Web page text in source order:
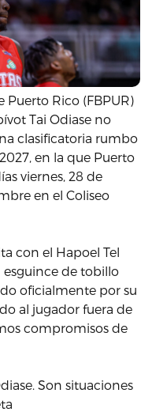
Puerto Rico (FBPUR)
Tai Odiase no
clasificatoria rumbo
en la que Puerto
viernes, 28 de
en el Coliseo
con el Hapoel Tel
esguince de tobillo
oficialmente por su
al jugador fuera de
compromisos de
Son situaciones